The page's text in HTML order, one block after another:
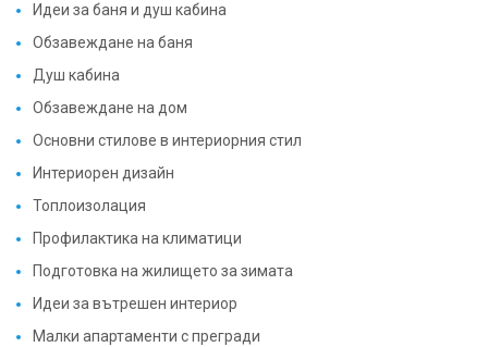
Идеи за баня и душ кабина
Обзавеждане на баня
Душ кабина
Обзавеждане на дом
Основни стилове в интериорния стил
Интериорен дизайн
Топлоизолация
Профилактика на климатици
Подготовка на жилището за зимата
Идеи за вътрешен интериор
Малки апартаменти с прегради